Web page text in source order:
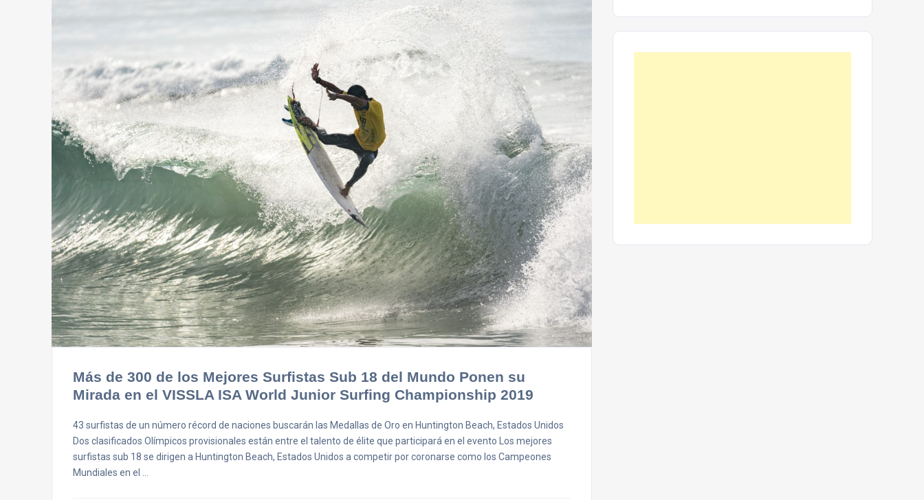
Más de 300 de los Mejores Surfistas Sub 18 del Mundo Ponen su
Mirada en el VISSLA ISA World Junior Surfing Championship 2019
43 surfistas de un número récord de naciones buscarán las Medallas de Oro en Huntington Beach, Estados Unidos
Dos clasificados Olímpicos provisionales están entre el talento de élite que participará en el evento Los mejores
surfistas sub 18 se dirigen a Huntington Beach, Estados Unidos a competir por coronarse como los Campeones
Mundiales en el …